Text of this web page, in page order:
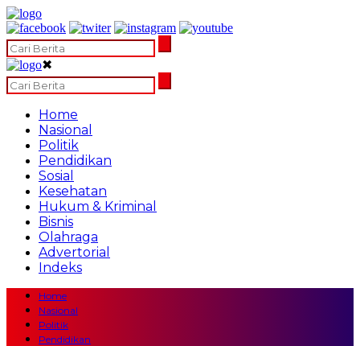
✖
Home
Nasional
Politik
Pendidikan
Sosial
Kesehatan
Hukum & Kriminal
Bisnis
Olahraga
Advertorial
Indeks
Home
Nasional
Politik
Pendidikan